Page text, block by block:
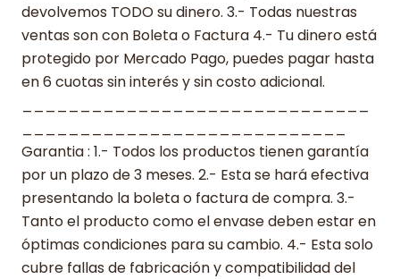
devolvemos TODO su dinero. 3.- Todas nuestras
ventas son con Boleta o Factura 4.- Tu dinero está
protegido por Mercado Pago, puedes pagar hasta
en 6 cuotas sin interés y sin costo adicional.
Garantia : 1.- Todos los productos tienen garantía
por un plazo de 3 meses. 2.- Esta se hará efectiva
presentando la boleta o factura de compra. 3.-
Tanto el producto como el envase deben estar en
óptimas condiciones para su cambio. 4.- Esta solo
cubre fallas de fabricación y compatibilidad del